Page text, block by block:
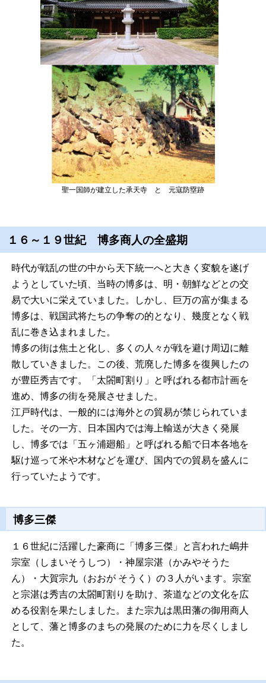
聖一国師が建立した承天寺 と 元寇防塁跡
１６～１９世紀 博多商人の全盛期
時代が戦乱の世の中から天下統一へと大きく変貌を遂げ
ようとしていた頃、当時の博多は、明・朝鮮などとの交
易で大いに栄えていました。しかし、巨万の富が集まる
博多は、戦国武将たちの争奪の的となり、幾度となく戦
乱に巻き込まれました。
博多の街は焦土と化し、多くの人々が戦を避け周辺に離
散していきました。この後、荒廃した博多を復興したの
が豊臣秀吉です。「太閤町割り」と呼ばれる都市計画を
進め、博多の街を発展させました。
江戸時代は、一般的には海外との貿易が禁じられていま
した。その一方、日本国内では海上輸送が大きく発展
し、博多では「五ヶ浦廻船」と呼ばれる船で日本各地を
駆け巡って米や木材などを運び、国内での貿易を盛んに
行っていたようです。
博多三傑
１６世紀に活躍した豪商に「博多三傑」と言われた嶋井
宗室（しまいそうしつ）・神屋宗湛（かみやそうた
ん）・大賀宗九（おおが そうく）の３人がいます。宗室
と宗湛は秀吉の太閤町割りを助け、茶道などの文化を広
める役割を果たしました。また宗九は黒田藩の御用商人
として、藩と博多のまちの発展のために力を尽くしまし
た。